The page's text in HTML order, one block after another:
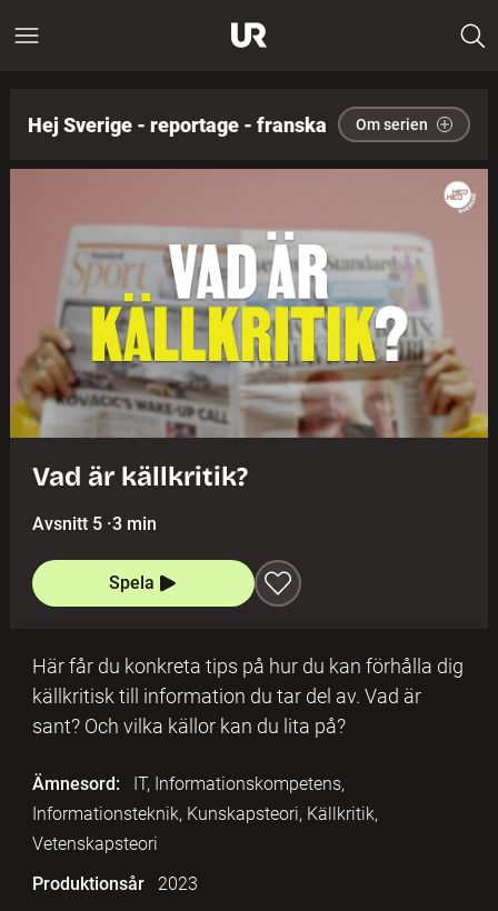
Hej Sverige - reportage - franska Om serien
Vad är källkritik?
Avsnitt 5 ·3 min
Spela
Här får du konkreta tips på hur du kan förhålla dig
källkritisk till information du tar del av. Vad är
sant? Och vilka källor kan du lita på?
Ämnesord:
IT, Informationskompetens,
Informationsteknik, Kunskapsteori, Källkritik,
Vetenskapsteori
Produktionsår
2023